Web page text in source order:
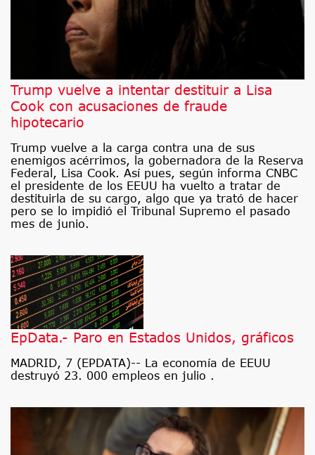
Trump vuelve a intentar destituir a Lisa
Cook con acusaciones de fraude
hipotecario
Trump vuelve a la carga contra una de sus
enemigos acérrimos, la gobernadora de la Reserva
Federal, Lisa Cook. Así pues, según informa CNBC
el presidente de los EEUU ha vuelto a tratar de
destituirla de su cargo, algo que ya trató de hacer
pero se lo impidió el Tribunal Supremo el pasado
mes de junio.
EpData.- Paro en Estados Unidos, gráficos
MADRID, 7 (EPDATA)-- La economía de EEUU
destruyó 23. 000 empleos en julio .